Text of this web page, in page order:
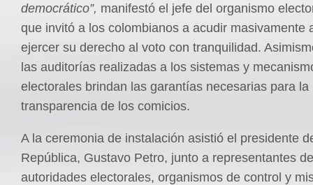
democrático”, manifestó el jefe del organismo
que invitó a los colombianos a acudir masivamente
ejercer su derecho al voto con tranquilidad.
las auditorías realizadas a los sistemas y
electorales brindan las garantías necesarias para la
transparencia de los comicios.
A la ceremonia de instalación asistió el presidente
República, Gustavo Petro, junto a representantes
autoridades electorales, organismos de control y